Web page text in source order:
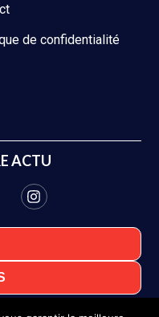
de confidentialité
ACTU